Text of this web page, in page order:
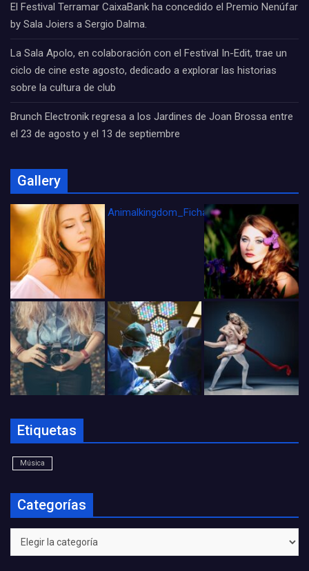
El Festival Terramar CaixaBank ha concedido el Premio Nenúfar
by Sala Joiers a Sergio Dalma.
La Sala Apolo, en colaboración con el Festival In-Edit, trae un
ciclo de cine este agosto, dedicado a explorar las historias
sobre la cultura de club
Brunch Electronik regresa a los Jardines de Joan Brossa entre
el 23 de agosto y el 13 de septiembre
Gallery
Animalkingdom_FichaCine
Etiquetas
Música
Categorías
Categorías